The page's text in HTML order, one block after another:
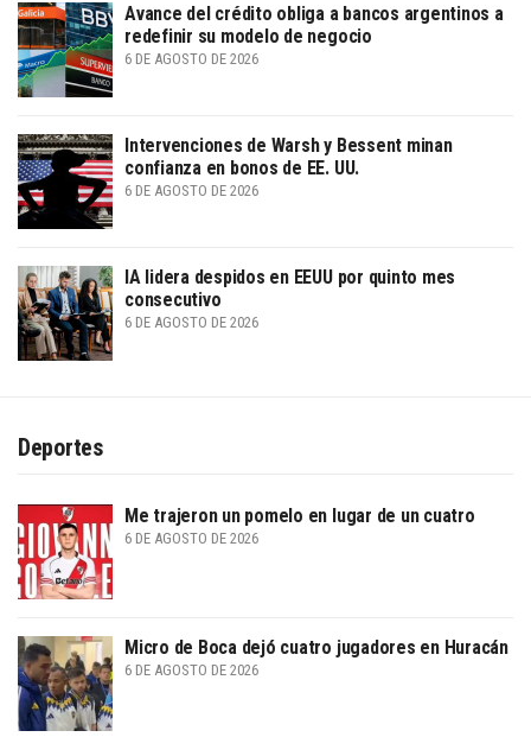
Avance del crédito obliga a bancos argentinos a
redefinir su modelo de negocio
6 DE AGOSTO DE 2026
Intervenciones de Warsh y Bessent minan
confianza en bonos de EE. UU.
6 DE AGOSTO DE 2026
IA lidera despidos en EEUU por quinto mes
consecutivo
6 DE AGOSTO DE 2026
Deportes
Me trajeron un pomelo en lugar de un cuatro
6 DE AGOSTO DE 2026
Micro de Boca dejó cuatro jugadores en Huracán
6 DE AGOSTO DE 2026